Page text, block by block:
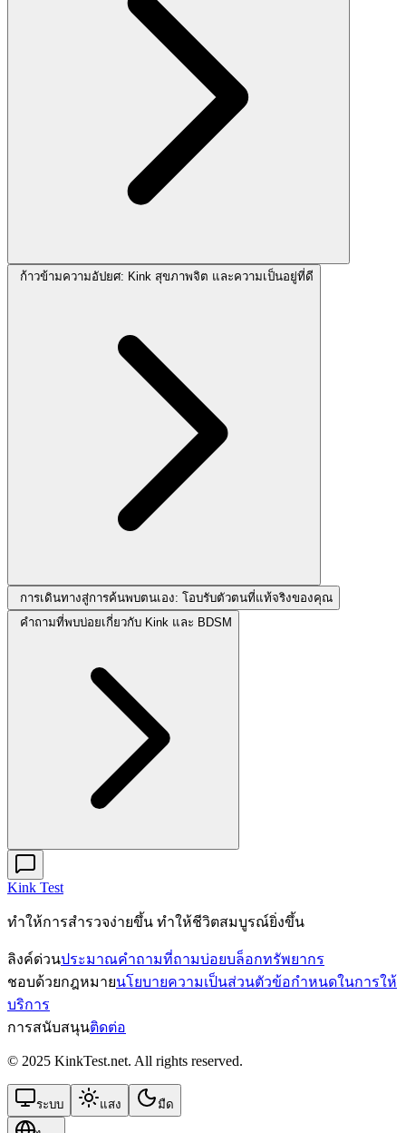
ก้าวข้ามความอัปยศ: Kink สุขภาพจิต และความเป็นอยู่ที่ดี
การเดินทางสู่การค้นพบตนเอง: โอบรับตัวตนที่แท้จริงของคุณ
คำถามที่พบบ่อยเกี่ยวกับ Kink และ BDSM
Kink Test
ทําให้การสํารวจง่ายขึ้น ทําให้ชีวิตสมบูรณ์ยิ่งขึ้น
ลิงค์ด่วนประมาณคำถามที่ถามบ่อยบล็อกทรัพยากร
ชอบด้วยกฎหมายนโยบายความเป็นส่วนตัวข้อกําหนดในการให้
บริการ
การสนับสนุนติดต่อ
© 2025 KinkTest.net. All rights reserved.
ระบบ แสง มืด